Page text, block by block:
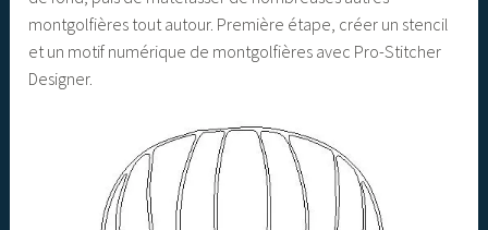
montgolfières tout autour. Première étape, créer un stencil
et un motif numérique de montgolfières avec Pro-Stitcher
Designer.